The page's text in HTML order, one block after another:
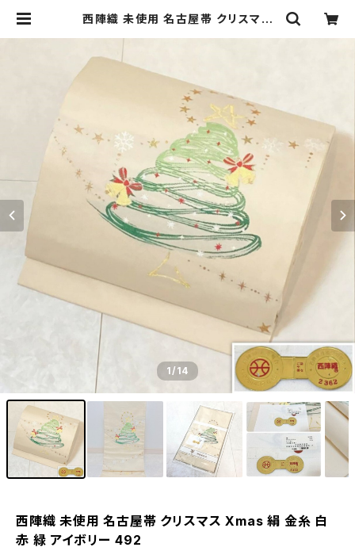
西陣織 未使用 名古屋帯 クリスマス
ore] キモノリワ 着物 帯
1/14
西陣織 未使用 名古屋帯 クリスマス Xmas 絹 金糸 白
赤 緑 アイボリー 492